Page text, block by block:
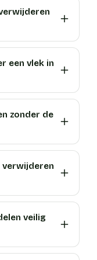
een vlek in
zonder de
veilig